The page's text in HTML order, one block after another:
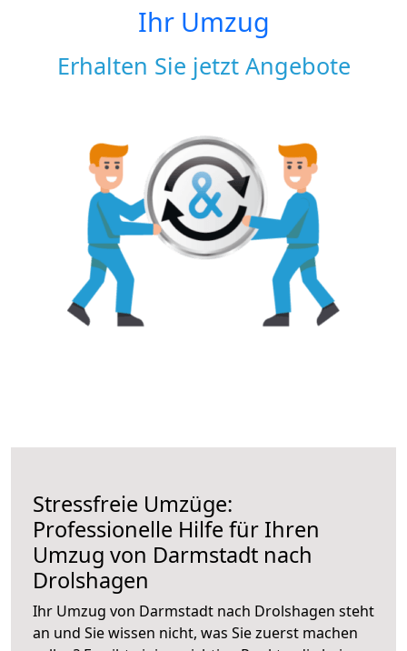
Ihr Umzug
Erhalten Sie jetzt Angebote
Stressfreie Umzüge:
Professionelle Hilfe für Ihren
Umzug von Darmstadt nach
Drolshagen
Ihr Umzug von Darmstadt nach Drolshagen steht
an und Sie wissen nicht, was Sie zuerst machen